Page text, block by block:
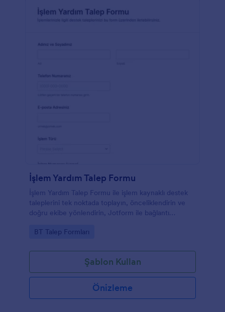
İşlem Yardım Talep Formu
İşlem Yardım Talep Formu ile işlem kaynaklı destek
taleplerini tek noktada toplayın, önceliklendirin ve
doğru ekibe yönlendirin, Jotform ile bağlantı
hızlandırın.
Go to Category:
BT Talep Formları
Şablon Kullan
Önizleme